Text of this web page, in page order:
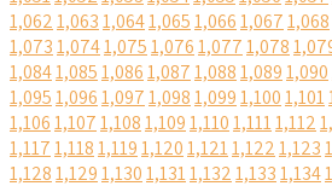
1,0621,0631,0641,0651,0661,0671,068
1,0731,0741,0751,0761,0771,078
1,0841,0851,0861,0871,0881,0891,090
1,0951,0961,0971,0981,0991,1001,101
1,1061,1071,1081,1091,1101,1111,112
1,1171,1181,1191,1201,1211,1221,123
1,1281,1291,1301,1311,1321,1331,134